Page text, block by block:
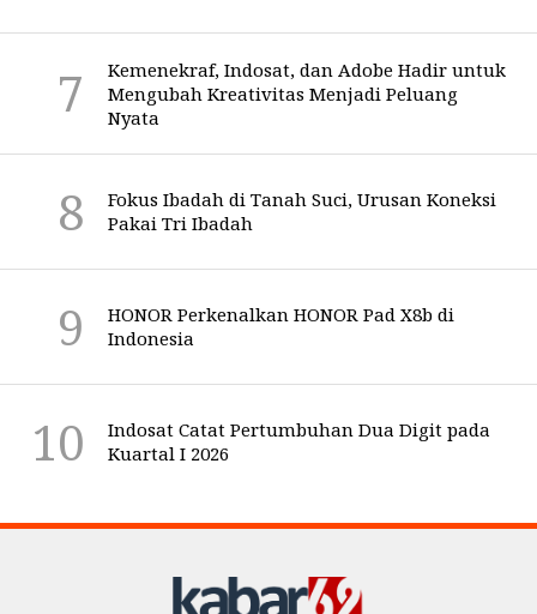
Kemenekraf, Indosat, dan Adobe Hadir untuk
Mengubah Kreativitas Menjadi Peluang
Nyata
Fokus Ibadah di Tanah Suci, Urusan Koneksi
Pakai Tri Ibadah
HONOR Perkenalkan HONOR Pad X8b di
Indonesia
Indosat Catat Pertumbuhan Dua Digit pada
Kuartal I 2026